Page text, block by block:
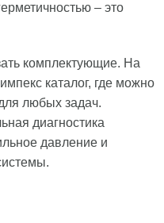
– это
комплектующие. На
каталог, где можно
любых задач.
диагностика
давление и